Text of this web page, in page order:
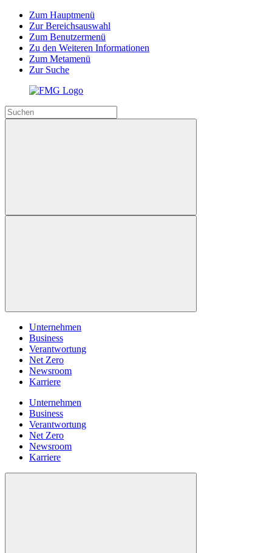
Zum Hauptmenü
Zur Bereichsauswahl
Zum Benutzermenü
Zu den Weiteren Informationen
Zum Metamenü
Zur Suche
Unternehmen
Business
Verantwortung
Net Zero
Newsroom
Karriere
Unternehmen
Business
Verantwortung
Net Zero
Newsroom
Karriere